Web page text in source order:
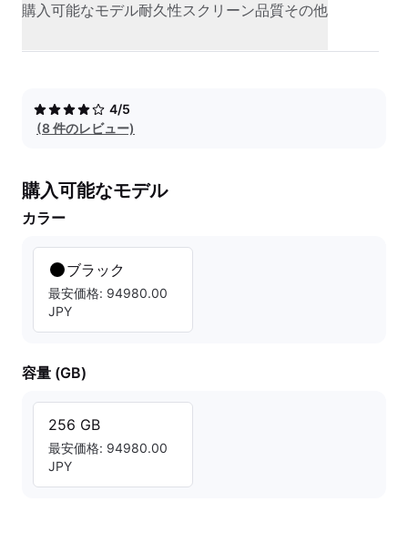
購入可能なモデル耐久性スクリーン品質その他
4/5
(8 件のレビュー)
購入可能なモデル
カラー
ブラック
最安価格: 94980.00
JPY
容量 (GB)
256 GB
最安価格: 94980.00
JPY